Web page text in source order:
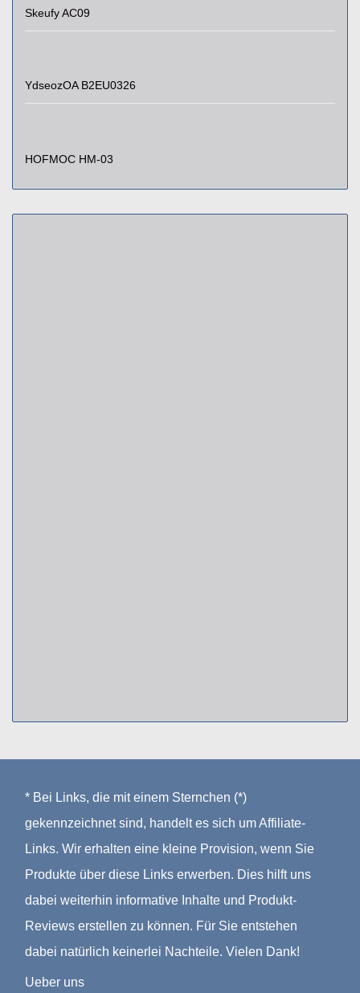
Skeufy AC09
YdseozOA B2EU0326
HOFMOC HM-03
* Bei Links, die mit einem Sternchen (*)
gekennzeichnet sind, handelt es sich um Affiliate-
Links. Wir erhalten eine kleine Provision, wenn Sie
Produkte über diese Links erwerben. Dies hilft uns
dabei weiterhin informative Inhalte und Produkt-
Reviews erstellen zu können. Für Sie entstehen
dabei natürlich keinerlei Nachteile. Vielen Dank!
Ueber uns